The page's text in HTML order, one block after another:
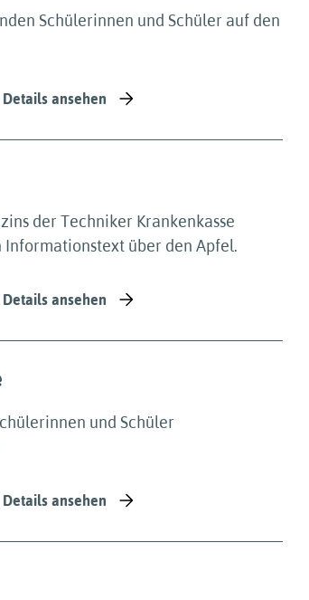
Schülerinnen und Schüler auf den
Details ansehen
der Techniker Krankenkasse
über den Apfel.
Details ansehen
und Schüler
Details ansehen